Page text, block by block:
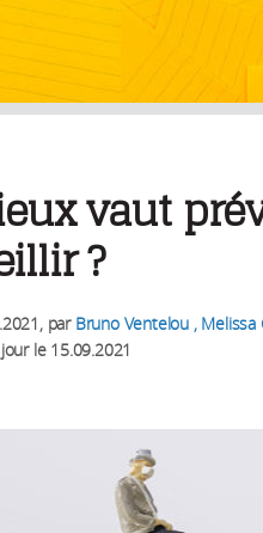
vaut
?
, par Bruno Ventelou , Melissa
le 15.09.2021